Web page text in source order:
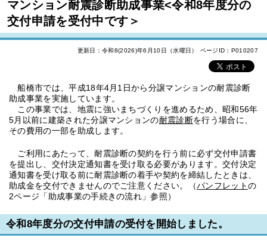
マンション耐震診断助成事業<令和8年度分の
交付申請を受付中です＞
更新日：令和8(2026)年6月10日（水曜日） ページID：P010207
船橋市では、平成18年4月1日から分譲マンションの耐震診断
助成事業を実施しています。
この事業では、地震に強いまちづくりを進めるため、昭和56年
5月以前に建築された分譲マンションの耐震診断を行う場合に、
その費用の一部を助成します。
ご利用にあたって、耐震診断の契約を行う前に必ず交付申請書
を提出し、交付決定通知書を受け取る必要があります。交付決定
通知書を受け取る前に耐震診断の着手や契約を締結したときは、
助成金を交付できませんのでご注意ください。（パンフレットの
2ページ「助成事業の手続きの流れ」参照）
令和8年度分の交付申請の受付を開始しました。